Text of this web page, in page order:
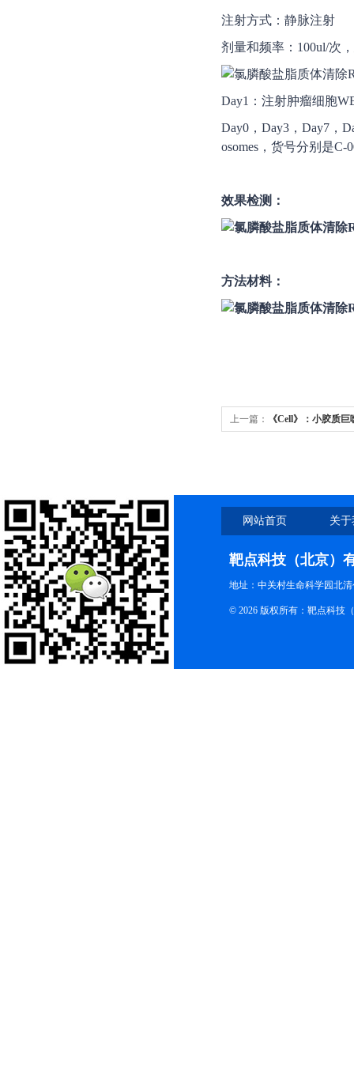
注射方式：静脉注射
剂量和频率：100ul/次
Day1：注射肿瘤细胞
Day0，Day3，Day7，
osomes，货号分别是C-
效果检测：
方法材料：
上一篇： 《Cell》：小胶质
网站首页 关
靶点科技（北京）
地址：中关村生命科学园北
© 2026 版权所有：靶点科技